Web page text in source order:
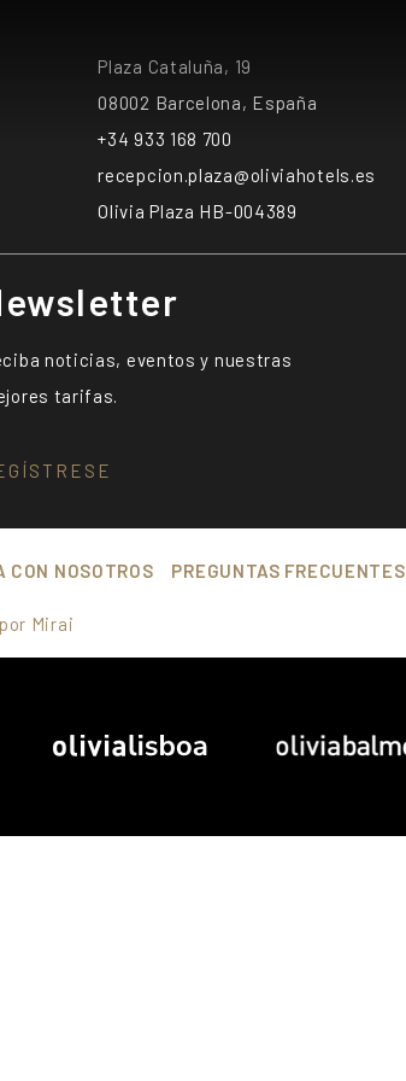
Plaza Cataluña, 19
08002 Barcelona, España
+34 933 168 700
recepcion.plaza@oliviahotels.es
Olivia Plaza HB-004389
noticias, eventos y nuestras
tarifas.
CON NOSOTROS PREGUNTAS FRECUENTES
Mirai